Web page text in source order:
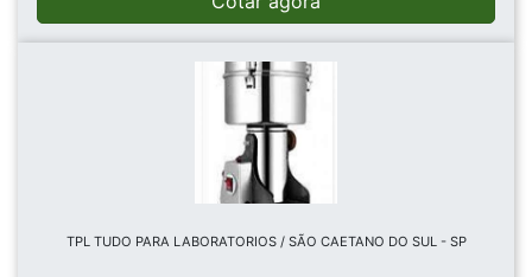
TPL TUDO PARA LABORATORIOS / SÃO CAETANO DO SUL - SP